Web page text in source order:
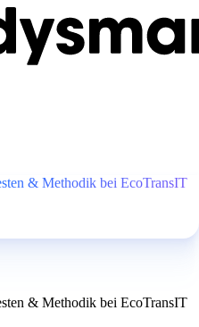
& Methodik bei EcoTransIT
& Methodik bei EcoTransIT